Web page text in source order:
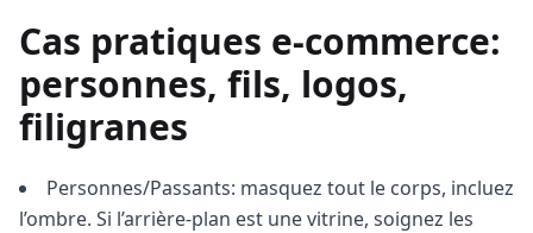
Cas pratiques e-commerce:
personnes, fils, logos,
filigranes
Personnes/Passants: masquez tout le corps, incluez
l’ombre. Si l’arrière-plan est une vitrine, soignez les